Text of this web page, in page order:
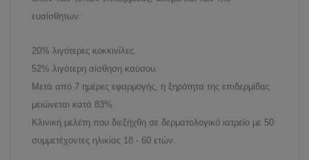
ευαίσθητων.
20% λιγότερες κοκκινίλες.
52% λιγότερη αίσθηση καύσου.
Μετά από 7 ημέρες εφαρμογής, η ξηρότητα της επιδερμίδας
μειώνεται κατά 83%.
Κλινική μελέτη που διεξήχθη σε δερματολογικό ιατρείο με 50
συμμετέχοντες ηλικίας 18 - 60 ετών.